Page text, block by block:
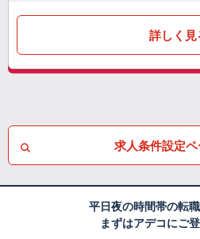
詳しく見
求人条件設定
平日夜の時間帯の転
まずはアデコにご